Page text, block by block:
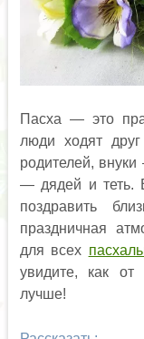
Пасха — это
люди ходят
родителей,
— дядей и теть.
поздравить
праздничная
для всех
увидите, как от
лучше!